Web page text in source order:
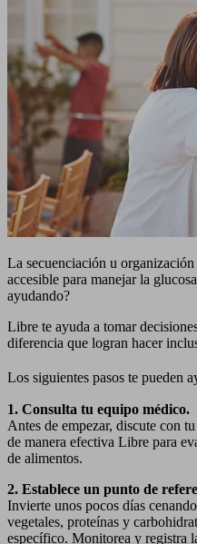
La secuenciación u
accesible para manejar la
ayudando?
Libre te ayuda a tomar
diferencia que logran hacer
Los siguientes pasos te pueden
1. Consulta tu equipo médico.
Antes de empezar, discute con
de manera efectiva Libre para
de alimentos.
2. Establece un punto de
Invierte unos pocos días
vegetales, proteínas y
específico. Monitorea y registra